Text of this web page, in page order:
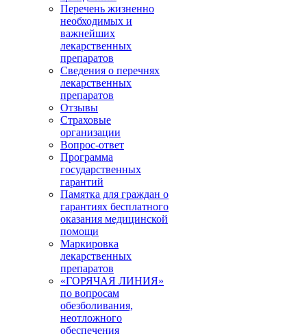
Перечень жизненно
необходимых и
важнейших
лекарственных
препаратов
Сведения о перечнях
лекарственных
препаратов
Отзывы
Страховые
организации
Вопрос-ответ
Программа
государственных
гарантий
Памятка для граждан о
гарантиях бесплатного
оказания медицинской
помощи
Маркировка
лекарственных
препаратов
«ГОРЯЧАЯ ЛИНИЯ»
по вопросам
обезболивания,
неотложного
обеспечения